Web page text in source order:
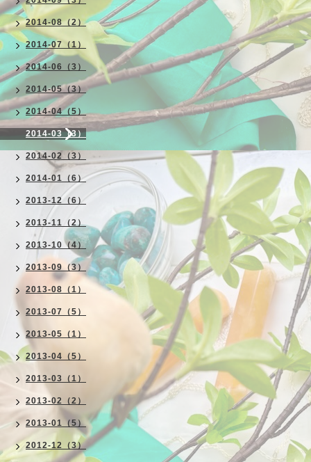
2014-08（2）
2014-07（1）
2014-06（3）
2014-05（3）
2014-04（5）
2014-03（3）
2014-02（3）
2014-01（6）
2013-12（6）
2013-11（2）
2013-10（4）
2013-09（3）
2013-08（1）
2013-07（5）
2013-05（1）
2013-04（5）
2013-03（1）
2013-02（2）
2013-01（5）
2012-12（3）